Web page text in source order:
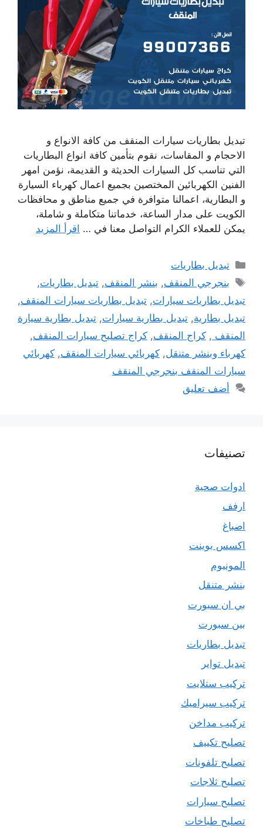
تبديل بطاريات سيارات المنقف من كافة الانواع و
الاحجام و المقاسات، نقوم بتأمين كافة انواع البطاريات
التي تناسب كل السيارات الحديثة و القديمة، نؤمن امهر
الفنين الكهربائين المختصين بجميع اعمال كهرباء السيارة
و البطارية، اعمالنا متوافرة في جميع مناطق و محافظات
الكويت على مدار الساعة، خدماتنا متكاملة و شاملة،
يمكن للعملاء الكرام التواصل معنا في … اقرأ المزيد
التصنيفات
تبديل بطاريات
الوسوم
بنجرجي المنقف, بنشر المنقف,تبديل بطاريات,
تبديل بطاريات سيارات, تبديل بطاريات سيارات المنقف,
تبديل بطارية, تبديل بطارية سيارات, تبديل بطارية سيارة
المنقف , كراج المنقف, كراج تصليح سيارات المنقف,
كهرباء وبنشر متنقل, كهربائي سيارات المنقف, كهربائي
سيارات المنقف بنجرجي المنقف
أضف تعليق
تصنيفات
ادوات صحية
ارفف
اصباغ
اكسس بوينت
المونيوم
بنشر متنقل
بي ان سبورت
بين سبورت
تبديل بطاريات
تبديل تواير
تركيب ستلايت
تركيب سيراميك
تركيب مداخن
تصليح تكييف
تصليح تلفونات
تصليح ثلاجات
تصليح سيارات
تصليح طباخات